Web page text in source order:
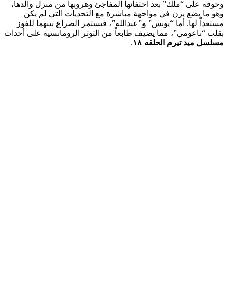
وخوفه على “ملك” بعد اختفائها المفاجئ وهروبها من منزل والدها،
وهو ما يضع يزن في مواجهة مباشرة مع التحديات التي لم يكن
مستعداً لها. أما “يونس” و”عبدالله”، فيستمر الصراع بينهما للفوز
بقلب “ناعومي”، مما يضيف طابعاً من التوتر الرومانسية على أحداث
مسلسل ميد تيرم الحلقه ١٨
.